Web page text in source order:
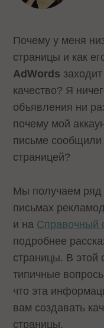
Почему у меня
страницы и как
AdWords
качество? Я
объявления ни
почему мой
письме сообщили
страницей?
Мы получаем ряд
письмах
и на Справочный
подробнее
страницы. В этой
типичные
что эта
вам создавать
страницы.